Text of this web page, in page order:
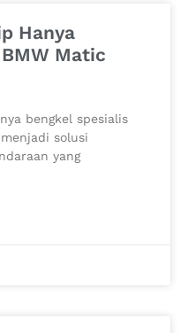
Hanya
Matic
bengkel spesialis
solusi
yang